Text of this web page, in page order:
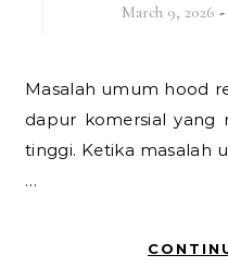
March 9, 2026
Masalah umum hood restoran sering muncul pada
dapur komersial yang
tinggi. Ketika masalah
…